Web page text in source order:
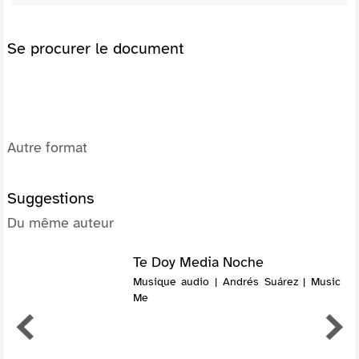
Se procurer le document
Autre format
Suggestions
Du même auteur
Te Doy Media Noche
Musique audio | Andrés Suárez | Music
Me